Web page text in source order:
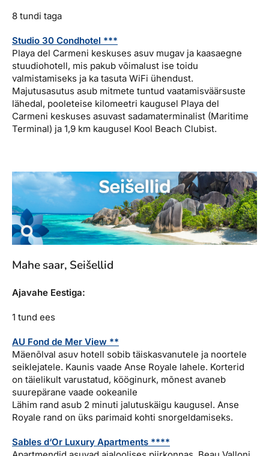
8 tundi taga
Studio 30 Condhotel ***
Playa del Carmeni keskuses asuv mugav ja kaasaegne
stuudiohotell, mis pakub võimalust ise toidu
valmistamiseks ja ka tasuta WiFi ühendust.
Majutusasutus asub mitmete tuntud vaatamisväärsuste
lähedal, pooleteise kilomeetri kaugusel Playa del
Carmeni keskuses asuvast sadamaterminalist (Maritime
Terminal) ja 1,9 km kaugusel Kool Beach Clubist.
Mahe saar, Seišellid
Ajavahe Eestiga:
1 tund ees
AU Fond de Mer View **
Mäenõlval asuv hotell sobib täiskasvanutele ja noortele
seiklejatele. Kaunis vaade Anse Royale lahele. Korterid
on täielikult varustatud, kööginurk, mõnest avaneb
suurepärane vaade ookeanile
Lähim rand asub 2 minuti jalutuskäigu kaugusel. Anse
Royale rand on üks parimaid kohti snorgeldamiseks.
Sables d‘Or Luxury Apartments ****